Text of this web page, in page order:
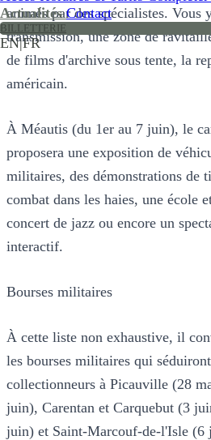
ActualitésContact
BILLETTERIE
EN|FR
animés par des spécialistes. Vous
transmission, une zone de
de films d'archive sous tente, la
américain.
À Méautis (du 1er au 7 juin), le
proposera une exposition de
militaires, des démonstrations de
combat dans les haies, une école
concert de jazz ou encore un
interactif.
Bourses militaires
À cette liste non exhaustive, il
les bourses militaires qui
collectionneurs à Picauville (28
juin), Carentan et Carquebut (3
juin) et Saint-Marcouf-de-l'Isle (6